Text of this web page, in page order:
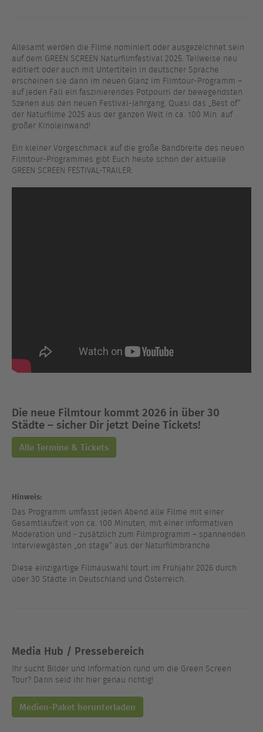
Allesamt werden die Filme nominiert oder ausgezeichnet sein
auf dem GREEN SCREEN Naturfilmfestival 2025. Teilweise neu
editiert oder auch mit Untertiteln in deutscher Sprache
erscheinen sie dann im neuen Glanz im Filmtour-Programm –
auf jeden Fall ein faszinierendes Potpourri der bewegendsten
Szenen aus den neuen Festival-Jahrgang. Quasi das „Best of“
der Naturfilme 2025 aus der ganzen Welt in ca. 100 Min. auf
großer Kinoleinwand!
Ein kleiner Vorgeschmack auf die große Bandbreite des neuen
Filmtour-Programmes gibt Euch heute schon der aktuelle
GREEN SCREEN FESTIVAL-TRAILER:
Die neue Filmtour kommt 2026 in über 30
Städte – sicher Dir jetzt Deine Tickets!
Alle Termine & Tickets
Hinweis:
Das Programm umfasst jeden Abend alle Filme mit einer
Gesamtlaufzeit von ca. 100 Minuten, mit einer informativen
Moderation und - zusätzlich zum Filmprogramm – spannenden
Interviewgästen „on stage“ aus der Naturfilmbranche.
Diese einzigartige Filmauswahl tourt im Frühjahr 2026 durch
über 30 Städte in Deutschland und Österreich.
Media Hub / Pressebereich
Ihr sucht Bilder und Information rund um die Green Screen
Tour? Dann seid ihr hier genau richtig!
Medien-Paket herunterladen